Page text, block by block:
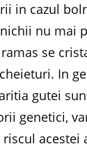
in cazul
nu mai
se
In
gutei
genetici,
acestei